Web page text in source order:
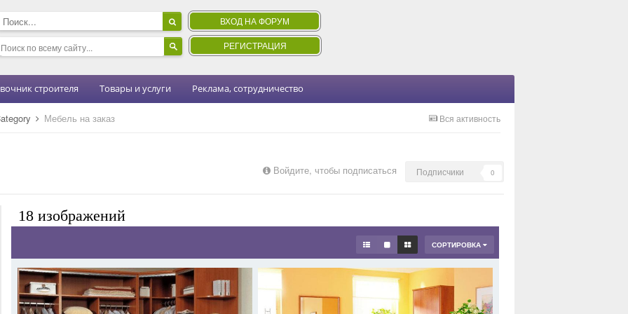
ВХОД НА ФОРУМ
РЕГИСТРАЦИЯ
строителя Товары и услуги Реклама, сотрудничество
Вся активность
Мебель на заказ
Войдите, чтобы подписаться Подписчики 0
18 изображений
СОРТИРОВКА